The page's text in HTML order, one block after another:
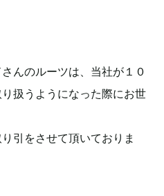
んのルーツは、当社が１０
扱うようになった際にお世
引をさせて頂いておりま